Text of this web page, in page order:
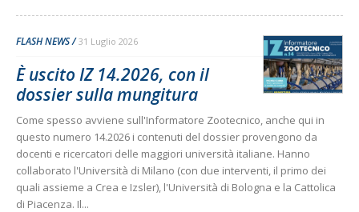
FLASH NEWS 31 Luglio 2026
È uscito IZ 14.2026, con il
dossier sulla mungitura
Come spesso avviene sull'Informatore Zootecnico, anche qui in
questo numero 14.2026 i contenuti del dossier provengono da
docenti e ricercatori delle maggiori università italiane. Hanno
collaborato l'Università di Milano (con due interventi, il primo dei
quali assieme a Crea e Izsler), l'Università di Bologna e la Cattolica
di Piacenza. Il...